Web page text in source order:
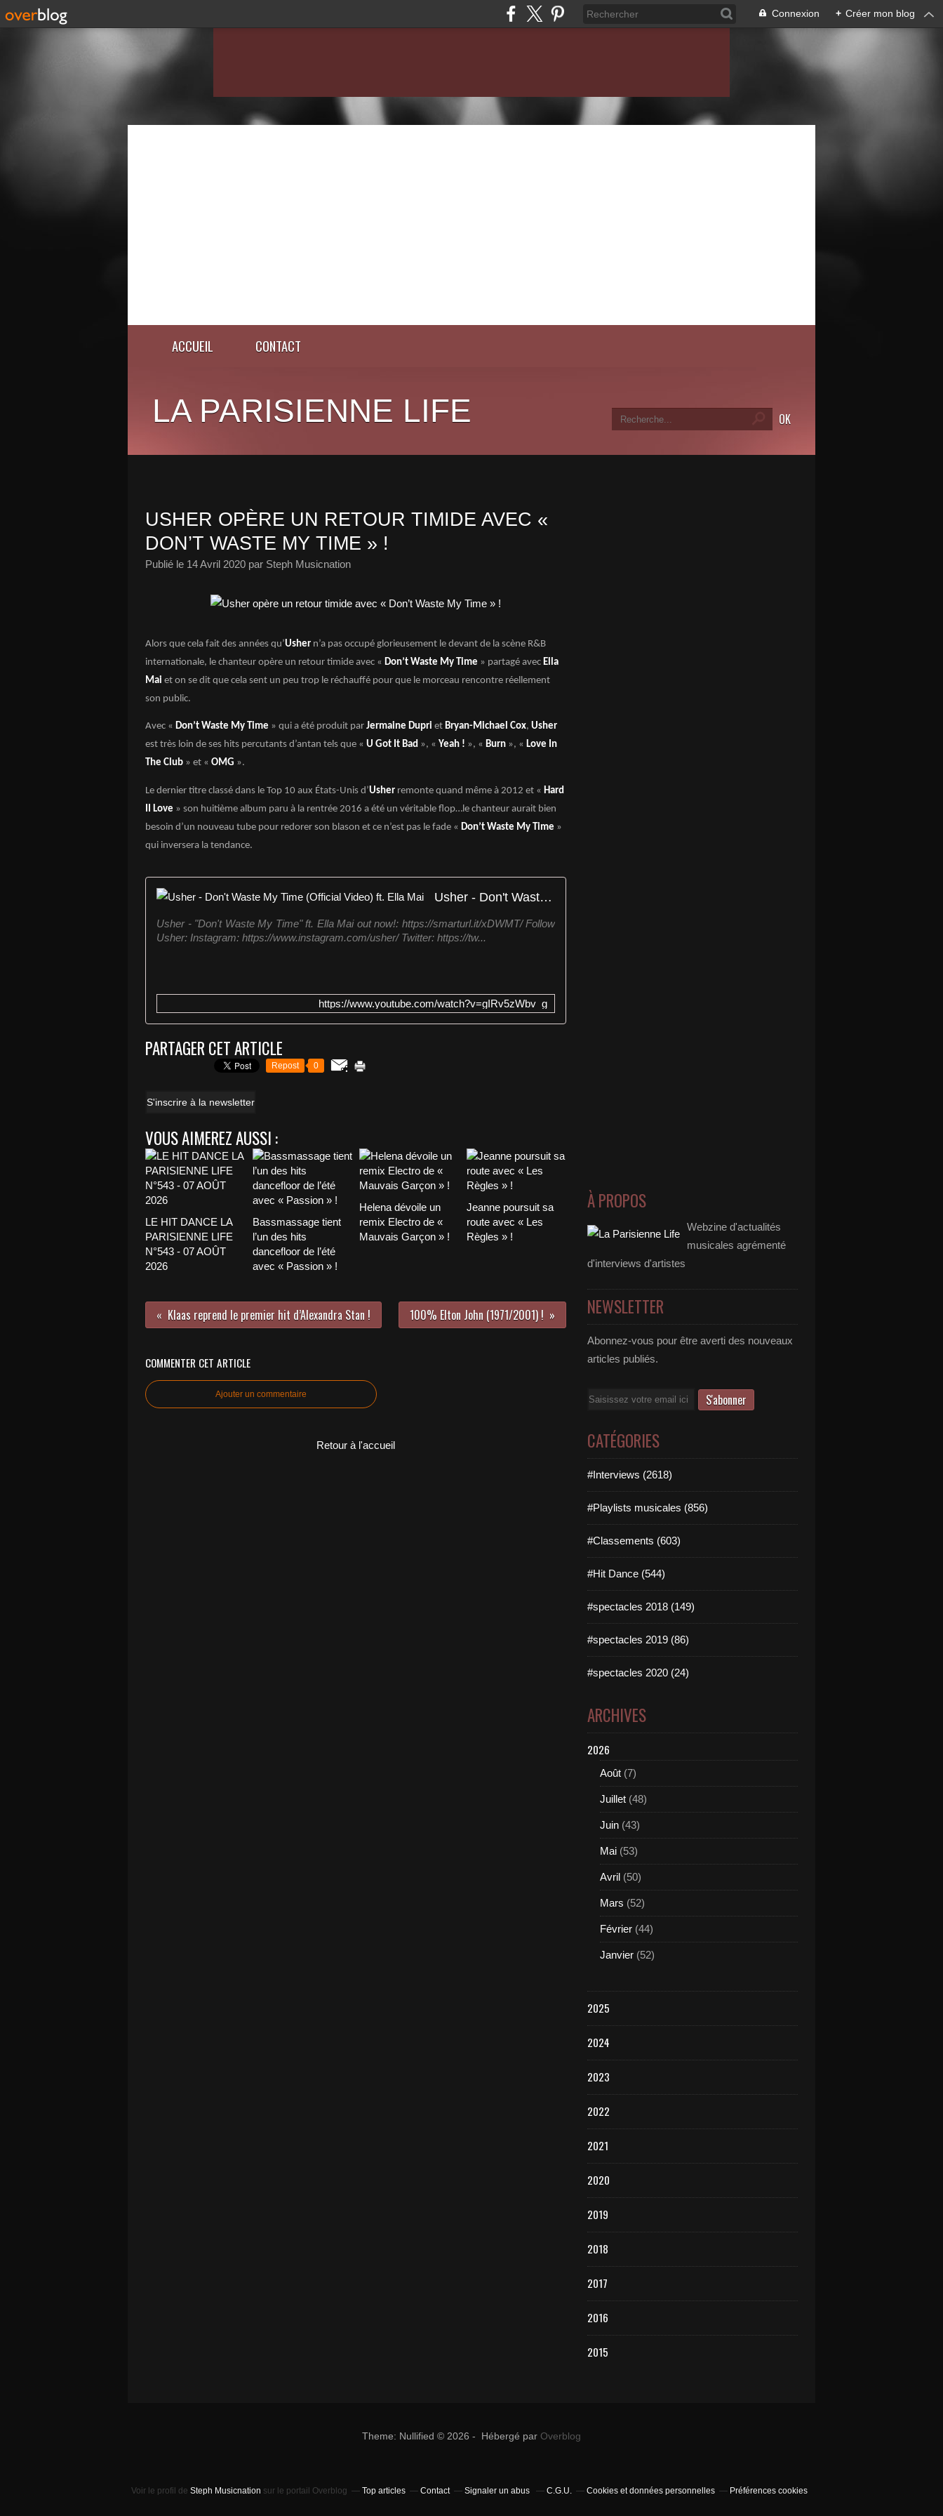
Connexion + Créer mon blog
ACCUEIL CONTACT
LA PARISIENNE LIFE
USHER OPÈRE UN RETOUR TIMIDE AVEC «
DON’T WASTE MY TIME » !
Publié le 14 Avril 2020 par Steph Musicnation
Alors que cela fait des années qu’Usher n’a pas occupé glorieusement le devant de la scène R&B
internationale, le chanteur opère un retour timide avec « Don’t Waste My Time » partagé avec Ella
Mai et on se dit que cela sent un peu trop le réchauffé pour que le morceau rencontre réellement
son public.
Avec « Don’t Waste My Time » qui a été produit par Jermaine Dupri et Bryan-Michael Cox, Usher
est très loin de ses hits percutants d’antan tels que « U Got It Bad », « Yeah ! », « Burn », « Love In
The Club » et « OMG ».
Le dernier titre classé dans le Top 10 aux États-Unis d’Usher remonte quand même à 2012 et « Hard
II Love » son huitième album paru à la rentrée 2016 a été un véritable flop…le chanteur aurait bien
besoin d’un nouveau tube pour redorer son blason et ce n’est pas le fade « Don’t Waste My Time »
qui inversera la tendance.
Usher - Don't Waste My Time (Official Video) ft. Ella Mai
Usher - "Don't Waste My Time" ft. Ella Mai out now!: https://smarturl.it/xDWMT/ Follow
Usher: Instagram: https://www.instagram.com/usher/ Twitter: https://tw...
https://www.youtube.com/watch?v=gIRv5zWbv_g
PARTAGER CET ARTICLE
Repost 0
S'inscrire à la newsletter
VOUS AIMEREZ AUSSI :
LE HIT DANCE LA
PARISIENNE LIFE
N°543 - 07 AOÛT
2026
Bassmassage tient
l’un des hits
dancefloor de l’été
avec « Passion » !
Helena dévoile un
remix Electro de «
Mauvais Garçon » !
Jeanne poursuit sa
route avec « Les
Règles » !
Klaas reprend le premier hit d’Alexandra Stan ! 100% Elton John (1971/2001) !
COMMENTER CET ARTICLE
Ajouter un commentaire
Retour à l'accueil
À PROPOS
Webzine d'actualités
musicales agrémenté
d'interviews d'artistes
NEWSLETTER
Abonnez-vous pour être averti des nouveaux
articles publiés.
Email
CATÉGORIES
#Interviews (2618)
#Playlists musicales (856)
#Classements (603)
#Hit Dance (544)
#spectacles 2018 (149)
#spectacles 2019 (86)
#spectacles 2020 (24)
ARCHIVES
2026
Août (7)
Juillet (48)
Juin (43)
Mai (53)
Avril (50)
Mars (52)
Février (44)
Janvier (52)
2025
2024
2023
2022
2021
2020
2019
2018
2017
2016
2015
Theme: Nullified © 2026 - Hébergé par Overblog
Voir le profil de Steph Musicnation sur le portail Overblog Top articles Contact Signaler un abus C.G.U. Cookies et données personnelles Préférences cookies